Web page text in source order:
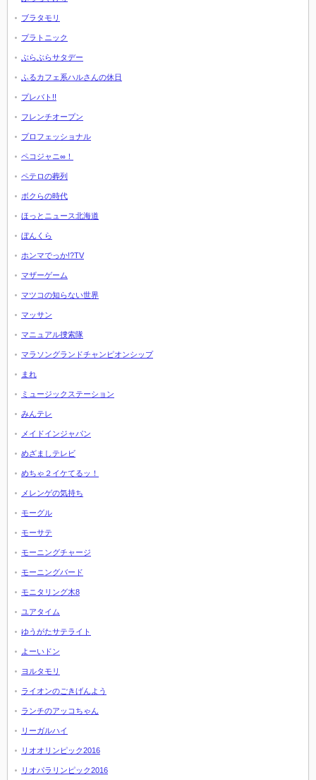
ブラタモリ
プラトニック
ぶらぶらサタデー
ふるカフェ系ハルさんの休日
プレバト!!
フレンチオープン
プロフェッショナル
ペコジャニ∞！
ペテロの葬列
ボクらの時代
ほっとニュース北海道
ぼんくら
ホンマでっか!?TV
マザーゲーム
マツコの知らない世界
マッサン
マニュアル捜索隊
マラソングランドチャンピオンシップ
まれ
ミュージックステーション
みんテレ
メイドインジャパン
めざましテレビ
めちゃ２イケてるッ！
メレンゲの気持ち
モーグル
モーサテ
モーニングチャージ
モーニングバード
モニタリング木8
ユアタイム
ゆうがたサテライト
よーいドン
ヨルタモリ
ライオンのごきげんよう
ランチのアッコちゃん
リーガルハイ
リオオリンピック2016
リオパラリンピック2016